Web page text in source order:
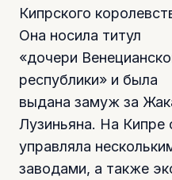
Кипрского
Она носила титул
«дочери
республики» и была
выдана замуж за
Лузиньяна. На Кипре
управляла
заводами, а также